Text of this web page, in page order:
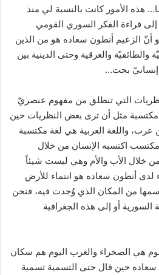
هذه الأمور كانت بالنسبة لي منذ
قراءة الفكر السوري القومي
أنّ الزعيم أنطون سعاده هو من الذين
والطائفيّة والعرقية وحتى الدينية بين
إنسانيّ بحت…
التي تنطلق من مفهوم عنصريّ
مكتسبة مثل أن ترى بعض النظريات حين
عرب، واللغة العربية هي لغة مكتسبة
اكتسبه الإنسان من خلال
خلال الأب والأم وهي ليست شيئاً
لدى أنطون سعاده هو انتماء للأرض
من المكان الذي وُجدت فيه، فنحن
السورية أو إلى هذه الجغرافية
هي الصحراء والعرب اليوم هم سكان
سعاده حين قال حتى التسمية تسمية